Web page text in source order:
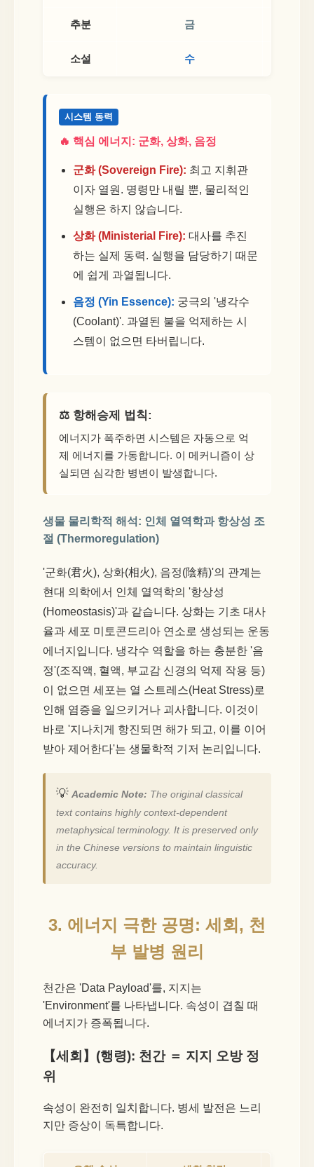
추분 금
소설 수
시스템 동력
🔥 핵심 에너지: 군화, 상화, 음정
군화 (Sovereign Fire): 최고 지휘관
이자 열원. 명령만 내릴 뿐, 물리적인
실행은 하지 않습니다.
상화 (Ministerial Fire): 대사를 추진
하는 실제 동력. 실행을 담당하기 때문
에 쉽게 과열됩니다.
음정 (Yin Essence): 궁극의 '냉각수
(Coolant)'. 과열된 불을 억제하는 시
스템이 없으면 타버립니다.
⚖️ 항해승제 법칙:
에너지가 폭주하면 시스템은 자동으로 억
제 에너지를 가동합니다. 이 메커니즘이 상
실되면 심각한 병변이 발생합니다.
생물 물리학적 해석: 인체 열역학과 항상성 조
절 (Thermoregulation)
'군화(君火), 상화(相火), 음정(陰精)'의 관계는
현대 의학에서 인체 열역학의 '항상성
(Homeostasis)'과 같습니다. 상화는 기초 대사
율과 세포 미토콘드리아 연소로 생성되는 운동
에너지입니다. 냉각수 역할을 하는 충분한 '음
정'(조직액, 혈액, 부교감 신경의 억제 작용 등)
이 없으면 세포는 열 스트레스(Heat Stress)로
인해 염증을 일으키거나 괴사합니다. 이것이
바로 '지나치게 항진되면 해가 되고, 이를 이어
받아 제어한다'는 생물학적 기저 논리입니다.
💡 Academic Note: The original classical
text contains highly context-dependent
metaphysical terminology. It is preserved only
in the Chinese versions to maintain linguistic
accuracy.
3. 에너지 극한 공명: 세회, 천
부 발병 원리
천간은 'Data Payload'를, 지지는
'Environment'를 나타냅니다. 속성이 겹칠 때
에너지가 증폭됩니다.
【세회】(행령): 천간 ＝ 지지 오방 정
위
속성이 완전히 일치합니다. 병세 발전은 느리
지만 증상이 독특합니다.